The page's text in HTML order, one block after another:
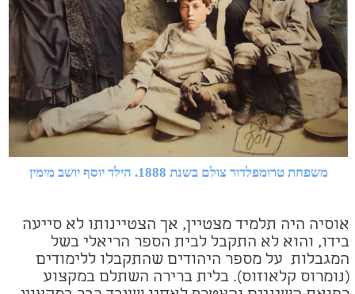
משפחת טרומפלדור צולם בשנת 1888. הילד יוסף יושב מימין
אוסיה היה תלמיד מצטיין, אך הצטיינותו לא סייעה
בידו, והוא לא התקבל לבית הספר הריאלי בשל
המגבלות על מספר היהודים שהתקבלו ללימודים
(נומרוס קלאוזוס). בלית ברירה השתלם במקצוע